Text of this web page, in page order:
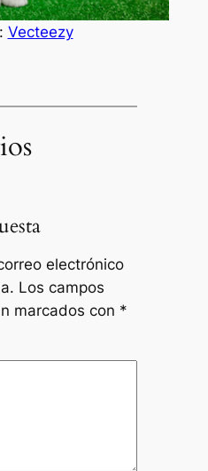
Vecteezy
electrónico
Los campos
marcados con *